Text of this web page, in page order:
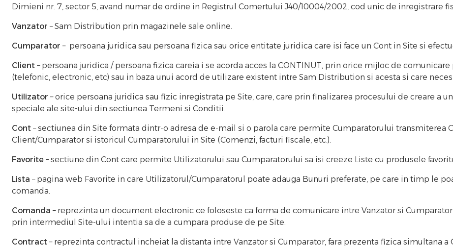
Dimieni nr. 7, sector 5, avand numar de ordine in Registrul Comertului J40/10004/2002, cod unic de inregistrare
Vanzator – Sam Distribution prin magazinele sale online.
Cumparator – persoana juridica sau persoana fizica sau orice entitate juridica care isi face un Cont in Site si
Client – persoana juridica / persoana fizica careia i se acorda acces la CONTINUT, prin orice mijloc de
(telefonic, electronic, etc) sau in baza unui acord de utilizare existent intre Sam Distribution si acesta si care
Utilizator – orice persoana juridica sau fizic inregistrata pe Site, care, care prin finalizarea procesului de creare a
speciale ale site-ului din sectiunea Termeni si Conditii.
Cont – sectiunea din Site formata dintr-o adresa de e-mail si o parola care permite Cumparatorului transmiterea
Client/Cumparator si istoricul Cumparatorului in Site (Comenzi, facturi fiscale, etc.).
Favorite – sectiune din Cont care permite Utilizatorului sau Cumparatorului sa isi creeze Liste cu produsele
Lista – pagina web Favorite in care Utilizatorul/Cumparatorul poate adauga Bunuri preferate, pe care in timp le
comanda.
Comanda – reprezinta un document electronic ce foloseste ca forma de comunicare intre Vanzator si
prin intermediul Site-ului intentia sa de a cumpara produse de pe Site.
Contract – reprezinta contractul incheiat la distanta intre Vanzator si Cumparator, fara prezenta fizica simultana a